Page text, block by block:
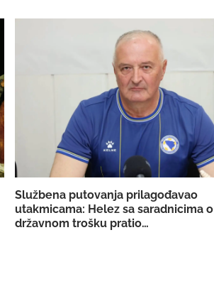
Službena putovanja prilagođavao
utakmicama: Helez sa saradnicima o
državnom trošku pratio